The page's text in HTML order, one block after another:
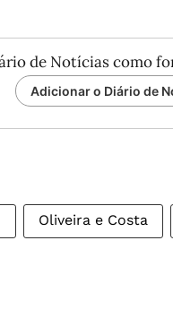
de Notícias como
Adicionar o Diário de
Oliveira e Costa